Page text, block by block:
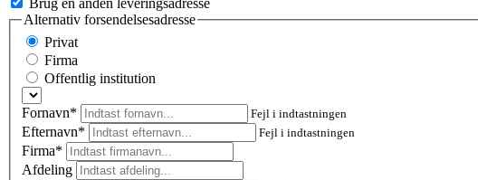
Alternativ forsendelsesadresse
Privat
Firma
Offentlig institution
Fornavn* Fejl i indtastningen
Efternavn* Fejl i indtastningen
Firma*
Afdeling